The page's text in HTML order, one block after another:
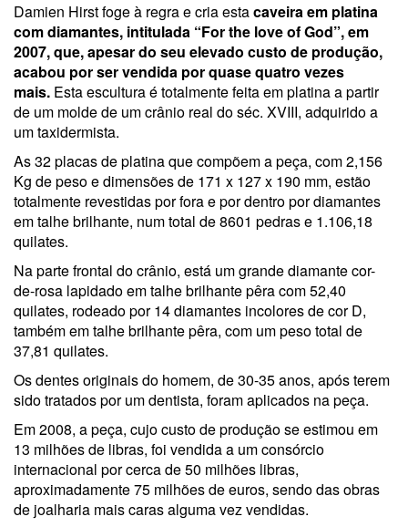
Damien Hirst foge à regra e cria estacaveira em platina
com diamantes, intitulada “For the love of God”, em
2007, que, apesar do seu elevado custo de produção,
acabou por ser vendida por quase quatro vezes
mais. Esta escultura é totalmente feita em platina a partir
de um molde de um crânio real do séc. XVIII, adquirido a
um taxidermista.
As 32 placas de platina que compõem a peça, com 2,156
Kg de peso e dimensões de 171 x 127 x 190 mm, estão
totalmente revestidas por fora e por dentro por diamantes
em talhe brilhante, num total de 8601 pedras e 1.106,18
quilates.
Na parte frontal do crânio, está um grande diamante cor-
de-rosa lapidado em talhe brilhante pêra com 52,40
quilates, rodeado por 14 diamantes incolores de cor D,
também em talhe brilhante pêra, com um peso total de
37,81 quilates.
Os dentes originais do homem, de 30-35 anos, após terem
sido tratados por um dentista, foram aplicados na peça.
Em 2008, a peça, cujo custo de produção se estimou em
13 milhões de libras, foi vendida a um consórcio
internacional por cerca de 50 milhões libras,
aproximadamente 75 milhões de euros, sendo das obras
de joalharia mais caras alguma vez vendidas.